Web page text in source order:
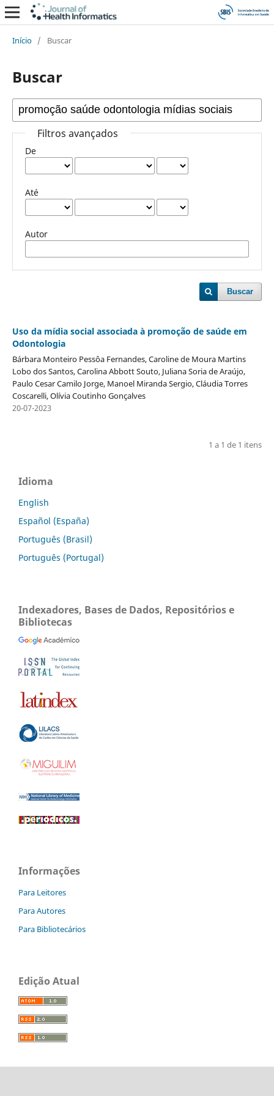
Início / Buscar
Buscar
Filtros avançados
De
Até
Autor
Buscar
Uso da mídia social associada à promoção de saúde em
Odontologia
Bárbara Monteiro Pessôa Fernandes, Caroline de Moura Martins
Lobo dos Santos, Carolina Abbott Souto, Juliana Soria de Araújo,
Paulo Cesar Camilo Jorge, Manoel Miranda Sergio, Cláudia Torres
Coscarelli, Olívia Coutinho Gonçalves
20-07-2023
1 a 1 de 1 itens
Idioma
English
Español (España)
Português (Brasil)
Português (Portugal)
Indexadores, Bases de Dados, Repositórios e
Bibliotecas
Informações
Para Leitores
Para Autores
Para Bibliotecários
Edição Atual